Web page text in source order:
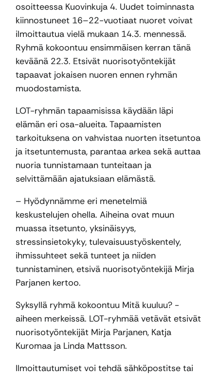
osoitteessa Kuovinkuja 4. Uudet toiminnasta
kiinnostuneet 16–22-vuotiaat nuoret voivat
ilmoittautua vielä mukaan 14.3. mennessä.
Ryhmä kokoontuu ensimmäisen kerran tänä
keväänä 22.3. Etsivät nuorisotyöntekijät
tapaavat jokaisen nuoren ennen ryhmän
muodostamista.
LOT-ryhmän tapaamisissa käydään läpi
elämän eri osa-alueita. Tapaamisten
tarkoituksena on vahvistaa nuorten itsetuntoa
ja itsetuntemusta, parantaa arkea sekä auttaa
nuoria tunnistamaan tunteitaan ja
selvittämään ajatuksiaan elämästä.
– Hyödynnämme eri menetelmiä
keskustelujen ohella. Aiheina ovat muun
muassa itsetunto, yksinäisyys,
stressinsietokyky, tulevaisuustyöskentely,
ihmissuhteet sekä tunteet ja niiden
tunnistaminen, etsivä nuorisotyöntekijä Mirja
Parjanen kertoo.
Syksyllä ryhmä kokoontuu Mitä kuuluu? -
aiheen merkeissä. LOT-ryhmää vetävät etsivät
nuorisotyöntekijät Mirja Parjanen, Katja
Kuromaa ja Linda Mattsson.
Ilmoittautumiset voi tehdä sähköpostitse tai